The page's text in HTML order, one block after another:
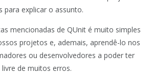
para explicar o assunto.
mencionadas de QUnit é muito simples
projetos e, ademais, aprendê-lo nos
ou desenvolvedores a poder ter
de muitos erros.